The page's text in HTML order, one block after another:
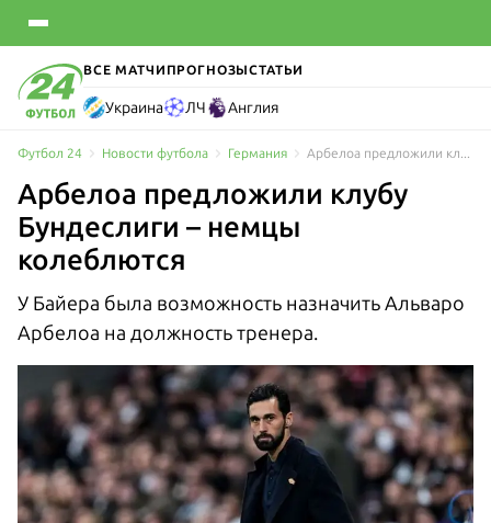
ВСЕ МАТЧИ ПРОГНОЗЫСТАТЬИ
Украина ЛЧ Англия
Футбол 24 Новости футбола Германия
Арбелоа предложили клубу
Бундеслиги – немцы
колеблются
У Байера была возможность назначить Альваро
Арбелоа на должность тренера.